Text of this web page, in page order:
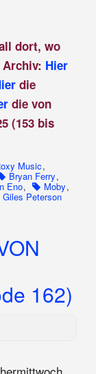
dort, wo
Hier
die
die von
(153 bis
Music,
Bryan Ferry,
Eno, Moby,
Giles Peterson
162)